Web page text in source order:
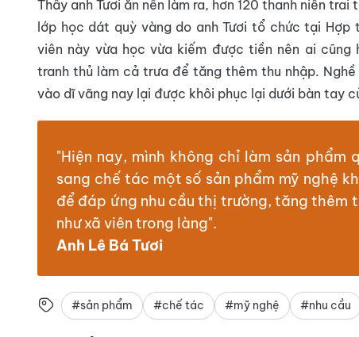
Thấy anh Tươi ăn nên làm ra, hơn 120 thanh niên
lớp học dát quỳ vàng do anh Tươi tổ chức tại
viên này vừa học vừa kiếm được tiền nên ai cũng
tranh thủ làm cả trưa để tăng thêm thu nhập.
vào dĩ vãng nay lại được khôi phục lại dưới bàn tay
"Hiện nay, mình không chỉ làm sản phẩm
sang chế tác một số sản phẩm mỹ nghệ
để đáp ứng nhu cầu thị trường, tăng thêm
như xã viên trong làng".
Anh Lê Bá Tươi
#sản phẩm #chế tác #mỹ nghệ #nhu cầu